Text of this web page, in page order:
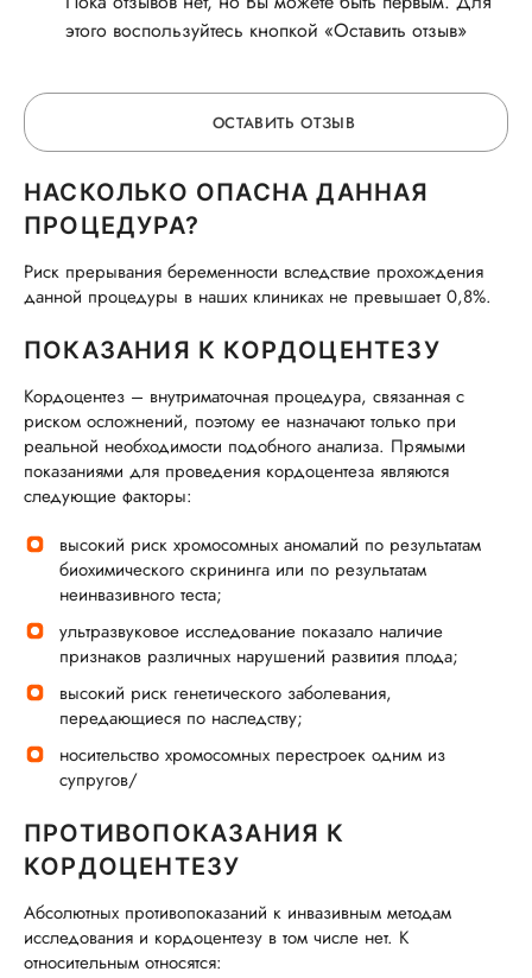
этого воспользуйтесь кнопкой «Оставить отзыв»
ОСТАВИТЬ ОТЗЫВ
ОСТАВЬТЕ ОТЗЫВ
ОБ УСЛУГЕ
ГОРЯЧАЯ ЛИНИЯ КАЧЕСТВА
НАСКОЛЬКО ОПАСНА ДАННАЯ
ПРОЦЕДУРА?
Риск прерывания беременности вследствие прохождения
данной процедуры в наших клиниках не превышает 0,8%.
ПОКАЗАНИЯ К КОРДОЦЕНТЕЗУ
Кордоцентез – внутриматочная процедура, связанная с
риском осложнений, поэтому ее назначают только при
реальной необходимости подобного анализа. Прямыми
показаниями для проведения кордоцентеза являются
следующие факторы:
высокий риск хромосомных аномалий по результатам
биохимического скрининга или по результатам
неинвазивного теста;
ультразвуковое исследование показало наличие
признаков различных нарушений развития плода;
высокий риск генетического заболевания,
передающиеся по наследству;
носительство хромосомных перестроек одним из
супругов/
ПРОТИВОПОКАЗАНИЯ К
КОРДОЦЕНТЕЗУ
Абсолютных противопоказаний к инвазивным методам
исследования и кордоцентезу в том числе нет. К
относительным относятся: